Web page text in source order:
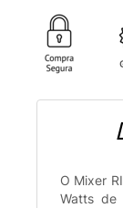
O Mixer
Watts de